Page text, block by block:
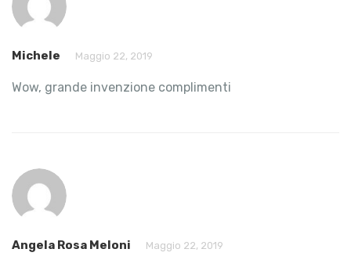
Michele Maggio 22, 2019
Wow, grande invenzione complimenti
Angela Rosa Meloni Maggio 22, 2019